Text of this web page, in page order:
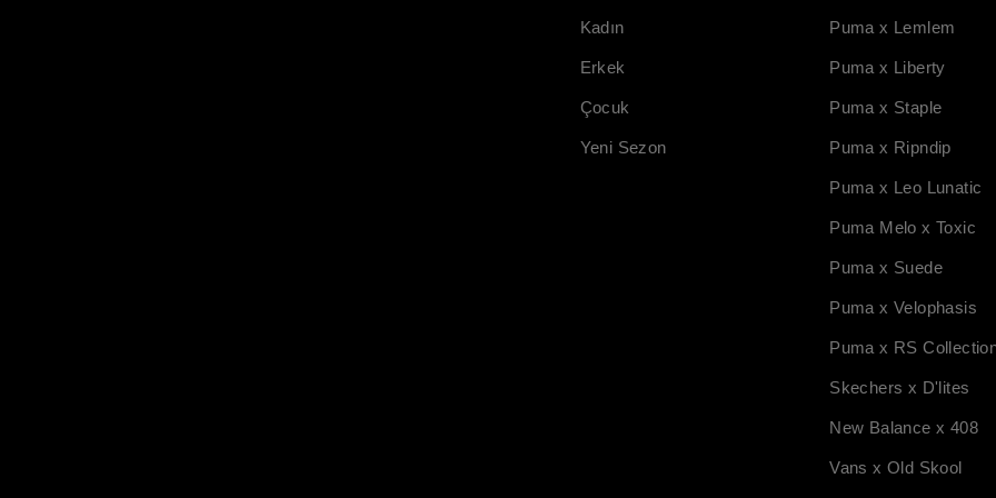
Kadın
Erkek
Çocuk
Yeni Sezon
Puma x Lemlem
Puma x Liberty
Puma x Staple
Puma x Ripndip
Puma x Leo Lunatic
Puma Melo x Toxic
Puma x Suede
Puma x Velophasis
Puma x RS
Skechers x D'lites
New Balance x 408
Vans x Old Skool